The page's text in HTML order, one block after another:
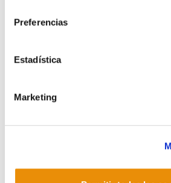
Preferencias
Estadística
Marketing
diálogo social,
crisis, reformas que no tienen
fiscalidad. Hay alternativa y